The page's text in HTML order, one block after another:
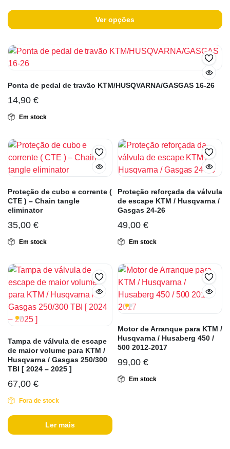
Ver opções
Ponta de pedal de travão KTM/HUSQVARNA/GASGAS 16-26
14,90 €
Em stock
Proteção de cubo e corrente (
CTE ) – Chain tangle
eliminator
35,00 €
Em stock
Proteção reforçada da válvula
de escape KTM / Husqvarna /
Gasgas 24-26
49,00 €
Em stock
Tampa de válvula de escape
de maior volume para KTM /
Husqvarna / Gasgas 250/300
TBI [ 2024 – 2025 ]
67,00 €
Fora de stock
Ler mais
Motor de Arranque para KTM /
Husqvarna / Husaberg 450 /
500 2012-2017
99,00 €
Em stock